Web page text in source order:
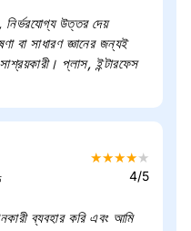
নির্ভরযোগ্য উত্তর দেয়
বা সাধারণ জ্ঞানের জন্যই
প্লাস, ইন্টারফেস
★★★★★
4/5
ব্যবহার করি এবং আমি